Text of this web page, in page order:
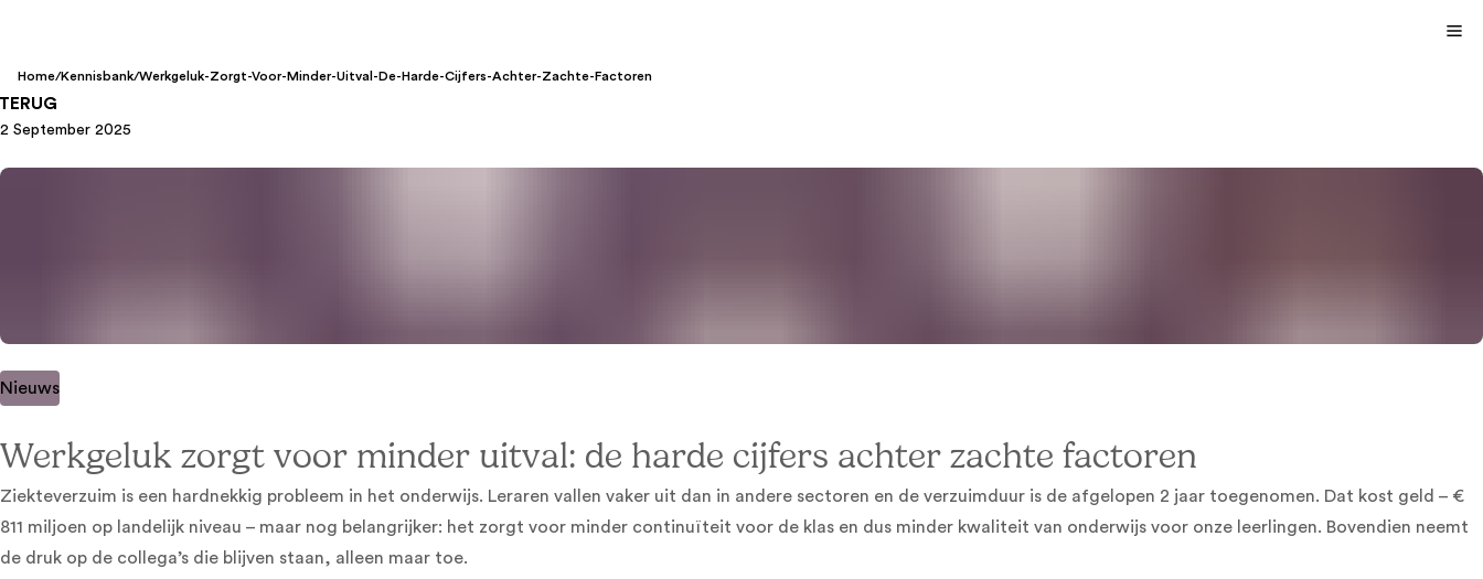
Home/Kennisbank/Werkgeluk-Zorgt-Voor-Minder-Uitval-De-Harde-Cijfers-Achter-Zachte-Factoren
2 September 2025
Nieuws
Werkgeluk zorgt voor minder uitval: de harde cijfers achter zachte factoren
Ziekteverzuim is een hardnekkig probleem in het onderwijs. Leraren vallen vaker uit dan in andere sectoren en de verzuimduur is de afgelopen 2 jaar toegenomen. Dat kost geld – €
811 miljoen op landelijk niveau – maar nog belangrijker: het zorgt voor minder continuïteit voor de klas en dus minder kwaliteit van onderwijs voor onze leerlingen. Bovendien neemt
de druk op de collega’s die blijven staan, alleen maar toe.